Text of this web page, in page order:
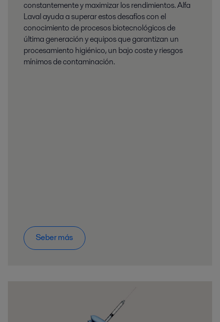
constantemente y maximizar los rendimientos. Alfa
Laval ayuda a superar estos desafíos con el
conocimiento de procesos biotecnológicos de
última generación y equipos que garantizan un
procesamiento higiénico, un bajo coste y riesgos
mínimos de contaminación.
Seber más